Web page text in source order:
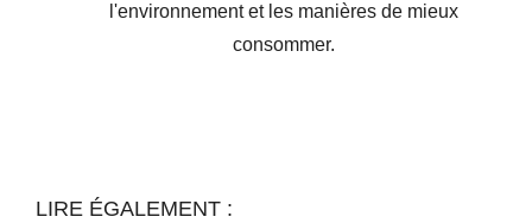
l'environnement et les manières de mieux
consommer.
LIRE ÉGALEMENT :